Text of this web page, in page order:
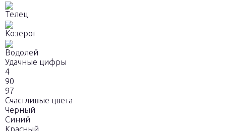
Телец
Козерог
Водолей
Удачные цифры
4
90
97
Счастливые цвета
Черный
Синий
Красный